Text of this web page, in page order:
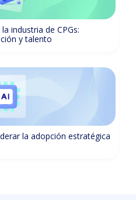
industria de CPGs:
y talento
la adopción estratégica